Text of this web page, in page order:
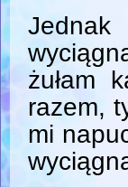
Jednak
żułam
razem,
mi